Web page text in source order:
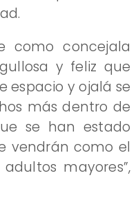
como concejala
y feliz que
espacio y ojalá se
más dentro de
se han estado
vendrán como el
mayores”,